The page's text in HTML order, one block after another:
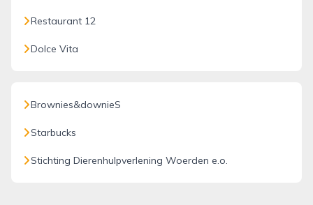
Restaurant 12
Dolce Vita
Brownies&downieS
Starbucks
Stichting Dierenhulpverlening Woerden e.o.